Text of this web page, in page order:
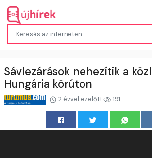
Sávlezárások nehezítik a
Hungária körúton
2 évvel ezelőtt 191